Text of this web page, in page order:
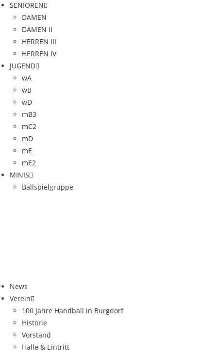
SENIOREN
DAMEN
DAMEN II
HERREN III
HERREN IV
JUGEND
wA
wB
wD
mB3
mC2
mD
mE
mE2
MINIS
Ballspielgruppe
News
Verein
100 Jahre Handball in Burgdorf
Historie
Vorstand
Halle & Eintritt